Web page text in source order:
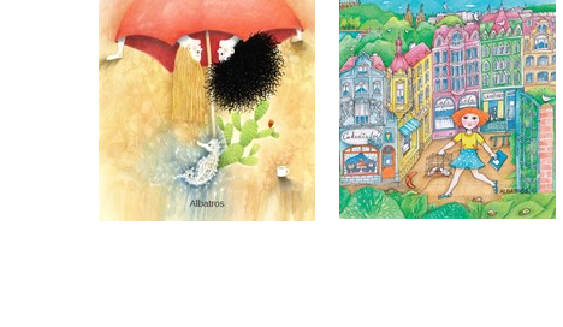
Do košíku
349 Kč
279 Kč
Do košíku
269 Kč
215 Kč